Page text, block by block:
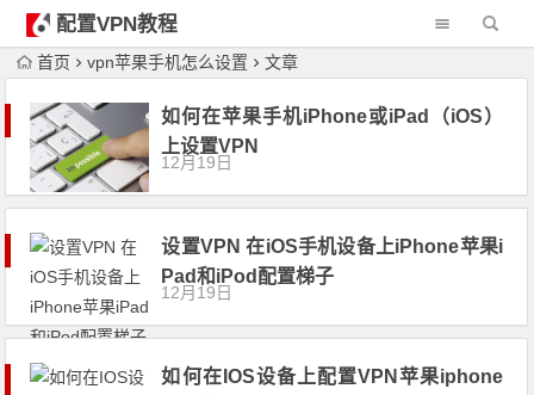
配置VPN教程
首页 vpn苹果手机怎么设置 文章
如何在苹果手机iPhone或iPad（iOS）
上设置VPN
12月19日
设置VPN 在iOS手机设备上iPhone苹果i
Pad和iPod配置梯子
12月19日
如何在IOS设备上配置VPN苹果iphone